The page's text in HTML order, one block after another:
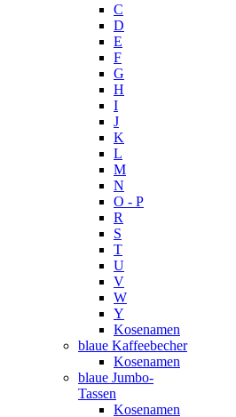
C
D
E
F
G
H
I
J
K
L
M
N
O - P
R
S
T
U
V
W
Y
Kosenamen
blaue Kaffeebecher
Kosenamen
blaue Jumbo-
Tassen
Kosenamen